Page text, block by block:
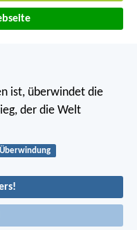
ist, überwindet die
der die Welt
Überwindung